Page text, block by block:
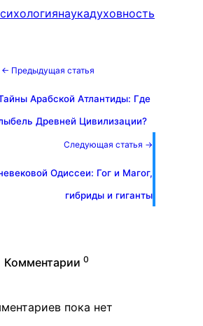
наукадуховность
← Предыдущая статья
Арабской Атлантиды: Где
Древней Цивилизации?
Следующая статья →
Одиссеи: Гог и Магог,
гибриды и гиганты
Комментарии 0
пока нет